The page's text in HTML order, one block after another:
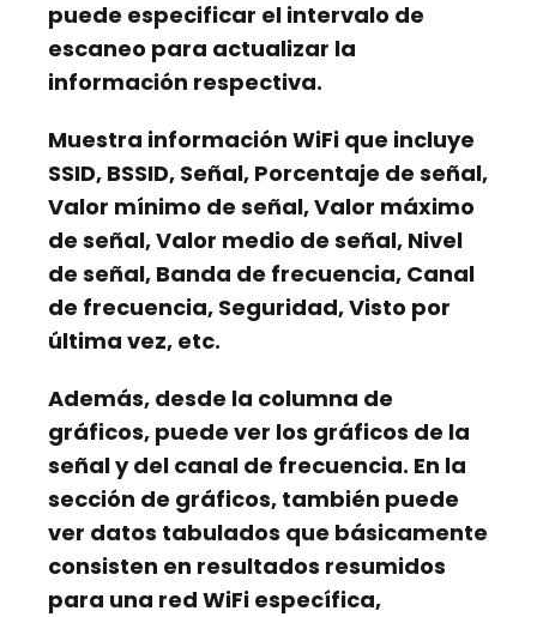
puede especificar el intervalo de
escaneo para actualizar la
información respectiva.
Muestra información WiFi que incluye
SSID, BSSID, Señal, Porcentaje de señal,
Valor mínimo de señal, Valor máximo
de señal, Valor medio de señal, Nivel
de señal, Banda de frecuencia, Canal
de frecuencia, Seguridad, Visto por
última vez, etc.
Además, desde la columna de
gráficos, puede ver los gráficos de la
señal y del canal de frecuencia. En la
sección de gráficos, también puede
ver datos tabulados que básicamente
consisten en resultados resumidos
para una red WiFi específica,